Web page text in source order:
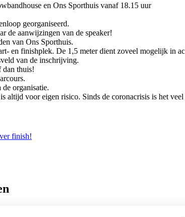
en Ons Sporthuis vanaf 18.15 uur
georganiseerd.
de aanwijzingen van de speaker!
van Ons Sporthuis.
en finishplek. De 1,5 meter dient zoveel mogelijk in
van de inschrijving.
thuis!
organisatie.
altijd voor eigen risico. Sinds de coronacrisis is het
finish!